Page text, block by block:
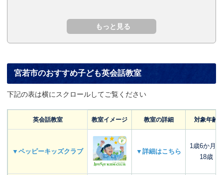
宮若市のおすすめ子ども英会話教室
下記の表は横にスクロールしてご覧ください
英会話教室 教室イメージ 教室の詳細 対象年齢
▼ペッピーキッズクラブ ▼詳細はこちら
1歳6か月～
18歳